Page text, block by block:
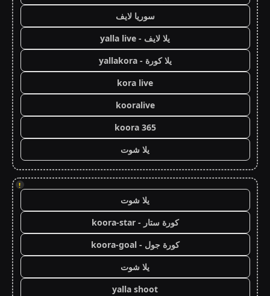
سوريا لايف
يلا لايف - yalla live
يلا كورة - yallakora
kora live
kooralive
koora 365
يلا شوت
!
يلا شوت
كورة ستار - koora-star
كورة جول - koora-goal
يلا شوت
yalla shoot